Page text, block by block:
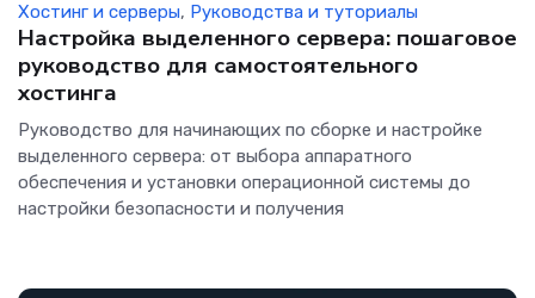
Хостинг и серверы, Руководства и туториалы
Настройка выделенного сервера: пошаговое
руководство для самостоятельного
хостинга
Руководство для начинающих по сборке и настройке
выделенного сервера: от выбора аппаратного
обеспечения и установки операционной системы до
настройки безопасности и получения